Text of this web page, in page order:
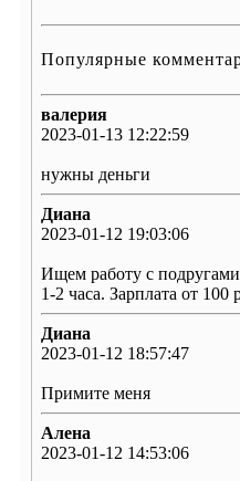
Популярные
валерия
2023-01-13 12:22:59
нужны деньги
Диана
2023-01-12 19:03:06
Ищем работу с
1-2 часа. Зарплата от 100
Диана
2023-01-12 18:57:47
Примите меня
Алена
2023-01-12 14:53:06